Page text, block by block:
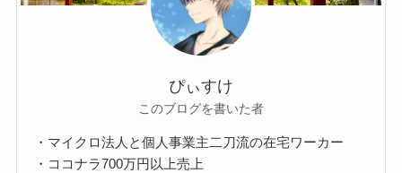
ぴぃすけ
このブログを書いた者
・マイクロ法人と個人事業主二刀流の在宅ワーカー
・ココナラ700万円以上売上